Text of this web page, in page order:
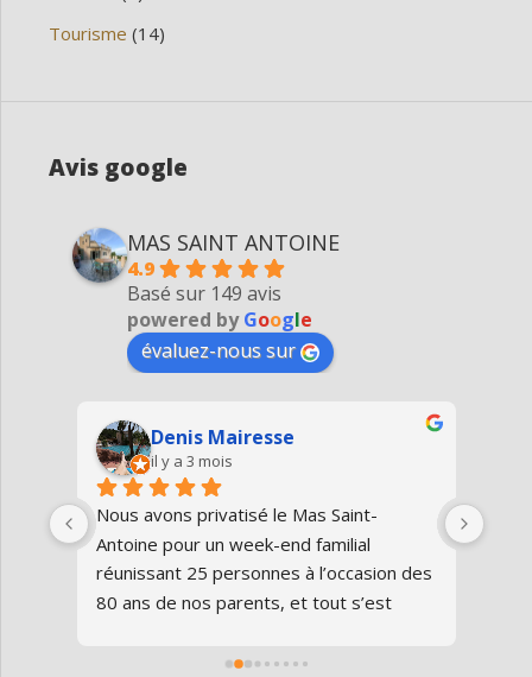
Tourisme (14)
Avis google
MAS SAINT ANTOINE
4.9
Basé sur 149 avis
powered byGoogle
évaluez-nous sur
Denis Mairesse
il y a 3 mois
Nous avons privatisé le Mas Saint-
Antoine pour un week-end familial
réunissant 25 personnes à l’occasion des
80 ans de nos parents, et tout s’est
domaine est superbe, très bien